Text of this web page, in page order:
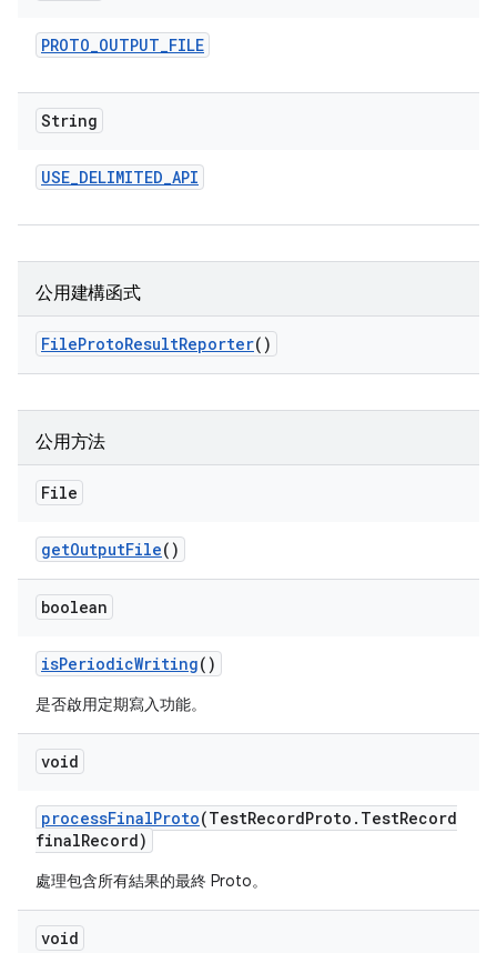
PROTO_OUTPUT_FILE
String
USE_DELIMITED_API
公用建構函式
FileProtoResultReporter()
公用方法
File
getOutputFile()
boolean
isPeriodicWriting()
是否啟用定期寫入功能。
void
processFinalProto(TestRecordProto . TestRecord
finalRecord)
處理包含所有結果的最終 Proto。
void